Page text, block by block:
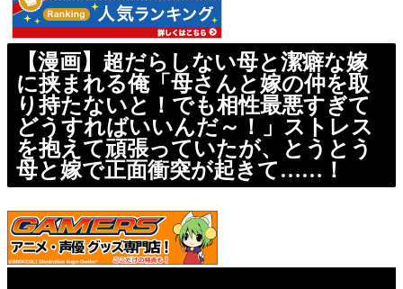
【漫画】超だらしない母と潔癖な嫁
に挟まれる俺「母さんと嫁の仲を取
り持たないと！でも相性最悪すぎて
どうすればいいんだ～！」ストレス
を抱えて頑張っていたが、とうとう
母と嫁で正面衝突が起きて……！